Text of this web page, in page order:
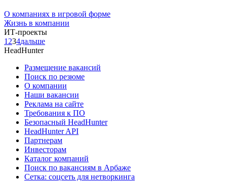
О компаниях в игровой форме
Жизнь в компании
ИТ-проекты
1 234дальше
HeadHunter
Размещение вакансий
Поиск по резюме
О компании
Наши вакансии
Реклама на сайте
Требования к ПО
Безопасный HeadHunter
HeadHunter API
Партнерам
Инвесторам
Каталог компаний
Поиск по вакансиям в Арбаже
Сетка: соцсеть для нетворкинга